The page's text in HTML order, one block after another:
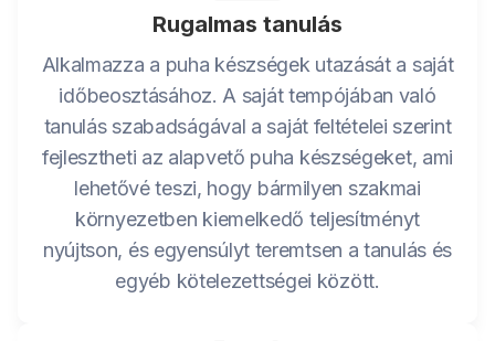
Rugalmas tanulás
Alkalmazza a puha készségek utazását a saját
időbeosztásához. A saját tempójában való
tanulás szabadságával a saját feltételei szerint
fejlesztheti az alapvető puha készségeket, ami
lehetővé teszi, hogy bármilyen szakmai
környezetben kiemelkedő teljesítményt
nyújtson, és egyensúlyt teremtsen a tanulás és
egyéb kötelezettségei között.